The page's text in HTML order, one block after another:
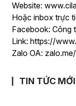
Website:
Hoặc inbox trực
Facebook: Công
Link: https://
Zalo OA:
TIN TỨC